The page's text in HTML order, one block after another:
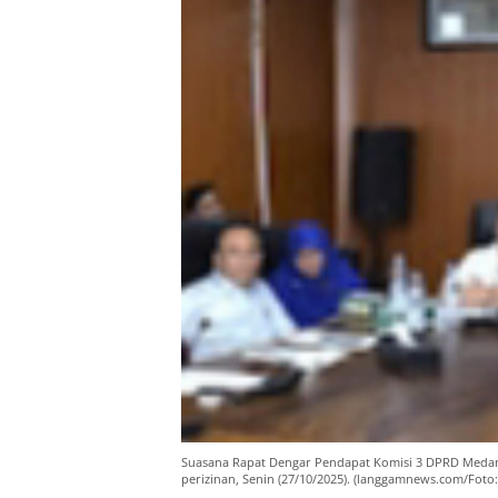
Suasana Rapat Dengar Pendapat Komisi 3 DPRD
perizinan, Senin (27/10/2025). (langgamnews.com/